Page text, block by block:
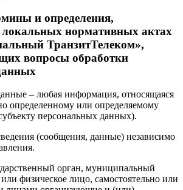
и определения,
локальных нормативных актах
ТранзитТелеком»,
вопросы обработки
– любая информация, относящаяся
определенному или определяемому
персональных данных).
(сообщения, данные) независимо
орган, муниципальный
физическое лицо, самостоятельно или